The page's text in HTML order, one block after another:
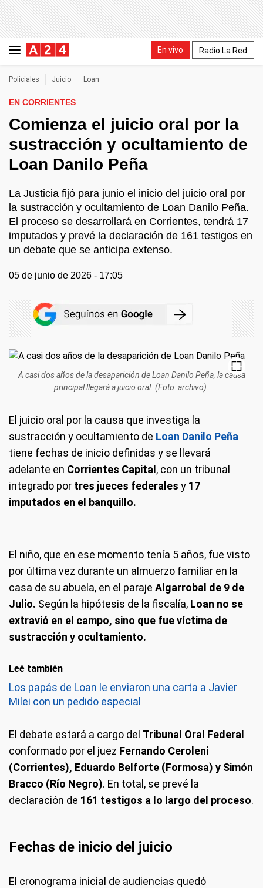
En vivo Radio La Red
Policiales Juicio Loan
EN CORRIENTES
Comienza el juicio oral por la
sustracción y ocultamiento de
Loan Danilo Peña
La Justicia fijó para junio el inicio del juicio oral por
la sustracción y ocultamiento de Loan Danilo Peña.
El proceso se desarrollará en Corrientes, tendrá 17
imputados y prevé la declaración de 161 testigos en
un debate que se anticipa extenso.
05 de junio de 2026 - 17:05
A casi dos años de la desaparición de Loan Danilo Peña, la causa
principal llegará a juicio oral. (Foto: archivo).
El juicio oral por la causa que investiga la
sustracción y ocultamiento de Loan Danilo Peña
tiene fechas de inicio definidas y se llevará
adelante en Corrientes Capital, con un tribunal
integrado por tres jueces federales y 17
imputados en el banquillo.
El niño, que en ese momento tenía 5 años, fue visto
por última vez durante un almuerzo familiar en la
casa de su abuela, en el paraje Algarrobal de 9 de
Julio. Según la hipótesis de la fiscalía, Loan no se
extravió en el campo, sino que fue víctima de
sustracción y ocultamiento.
Leé también
Los papás de Loan le enviaron una carta a Javier
Milei con un pedido especial
El debate estará a cargo del Tribunal Oral Federal
conformado por el juez Fernando Ceroleni
(Corrientes), Eduardo Belforte (Formosa) y Simón
Bracco (Río Negro). En total, se prevé la
declaración de 161 testigos a lo largo del proceso.
Fechas de inicio del juicio
El cronograma inicial de audiencias quedó